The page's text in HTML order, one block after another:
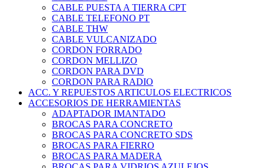
CABLE PUESTA A TIERRA CPT
CABLE TELEFONO PT
CABLE THW
CABLE VULCANIZADO
CORDON FORRADO
CORDON MELLIZO
CORDON PARA DVD
CORDON PARA RADIO
ACC. Y REPUESTOS ARTICULOS ELECTRICOS
ACCESORIOS DE HERRAMIENTAS
ADAPTADOR IMANTADO
BROCAS PARA CONCRETO
BROCAS PARA CONCRETO SDS
BROCAS PARA FIERRO
BROCAS PARA MADERA